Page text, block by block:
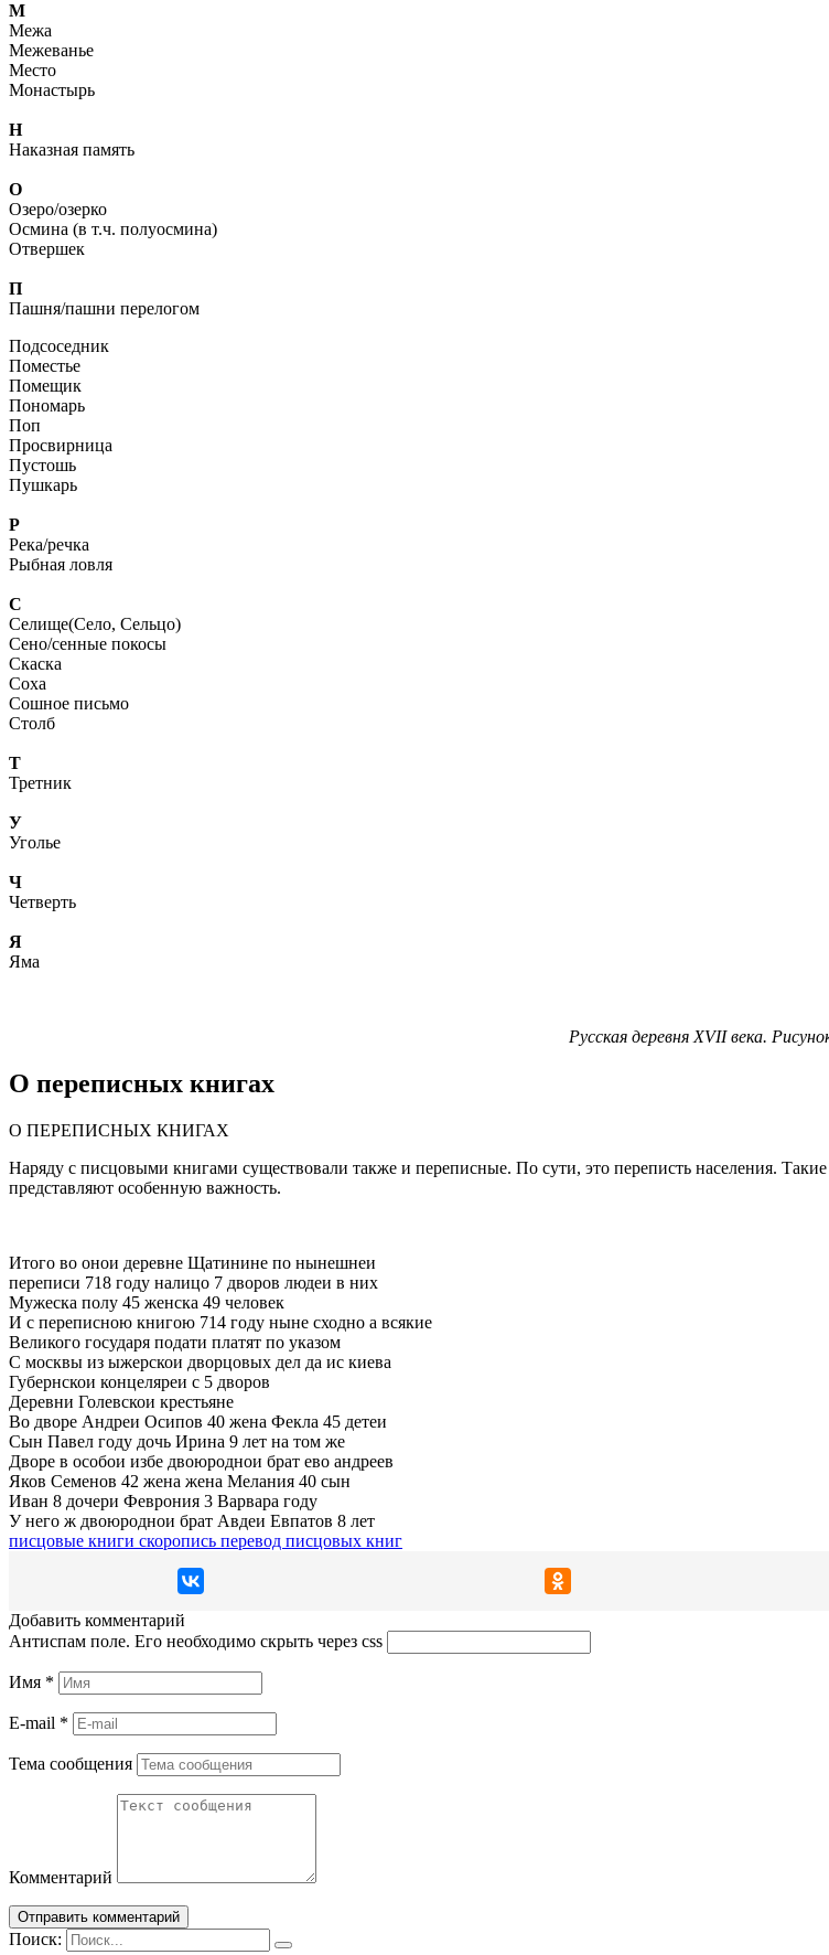
М
Межа
Межеванье
Место
Монастырь
Н
Наказная память
О
Озеро/озерко
Осмина (в т.ч. полуосмина)
Отвершек
П
Пашня/пашни перелогом
Подсоседник
Поместье
Помещик
Пономарь
Поп
Просвирница
Пустошь
Пушкарь
Р
Река/речка
Рыбная ловля
С
Селище(Село, Сельцо)
Сено/сенные покосы
Скаска
Соха
Сошное письмо
Столб
Т
Третник
У
Уголье
Ч
Четверть
Я
Яма
Русская деревня XVII века.
О переписных книгах
О ПЕРЕПИСНЫХ КНИГАХ
Наряду с писцовыми книгами существовали также и переписные. По сути, это переписть населения.
представляют особенную важность.
Итого во онои деревне Щатинине по нынешнеи
переписи 718 году налицо 7 дворов людеи в них
Мужеска полу 45 женска 49 человек
И с переписною книгою 714 году ныне сходно а всякие
Великого государя подати платят по указом
С москвы из ыжерскои дворцовых дел да ис киева
Губернскои концеляреи с 5 дворов
Деревни Голевскои крестьяне
Во дворе Андреи Осипов 40 жена Фекла 45 детеи
Сын Павел году дочь Ирина 9 лет на том же
Дворе в особои избе двоюроднои брат ево андреев
Яков Семенов 42 жена жена Мелания 40 сын
Иван 8 дочери Феврония 3 Варвара году
У него ж двоюроднои брат Авдеи Евпатов 8 лет
писцовые книги скоропись перевод писцовых книг
Добавить комментарий
Антиспам поле. Его необходимо скрыть через css
Имя *
E-mail *
Тема сообщения
Комментарий
Поиск: